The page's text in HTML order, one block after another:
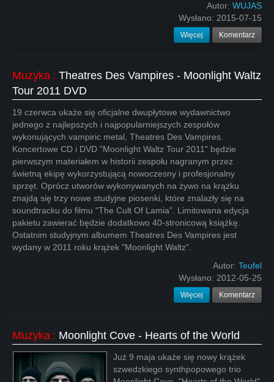
Autor: WUJAS
Wysłano: 2015-07-15
Więcej Komentarz
Muzyka : Theatres Des Vampires - Moonlight Waltz
Tour 2011 DVD
19 czerwca ukaże się oficjalne dwupłytowe wydawnictwo
jednego z najlepszych i najpopularniejszych zespołów
wykonujących vampiric metal, Theatres Des Vampires.
Koncertowe CD i DVD "Moonlight Waltz Tour 2011" będzie
pierwszym materiałem w historii zespołu nagranym przez
świetną ekipę wykorzystującą nowoczesny i profesjonalny
sprzęt. Oprócz utworów wykonywanych na żywo na krążku
znajdą się trzy nowe studyjne piosenki, które znalazły się na
soundtracku do filmu "The Cult Of Lamia". Limitowana edycja
pakietu zawierać będzie dodatkowo 40-stronicową książkę.
Ostatnim studyjnym albumem Theatres Des Vampires jest
wydany w 2011 roku krążek "Moonlight Waltz".
Autor: Teufel
Wysłano: 2012-05-25
Więcej Komentarz
Muzyka : Moonlight Cove - Hearts of the World
Już 9 maja ukaże się nowy krążek
szwedzkiego synthpopowego trio